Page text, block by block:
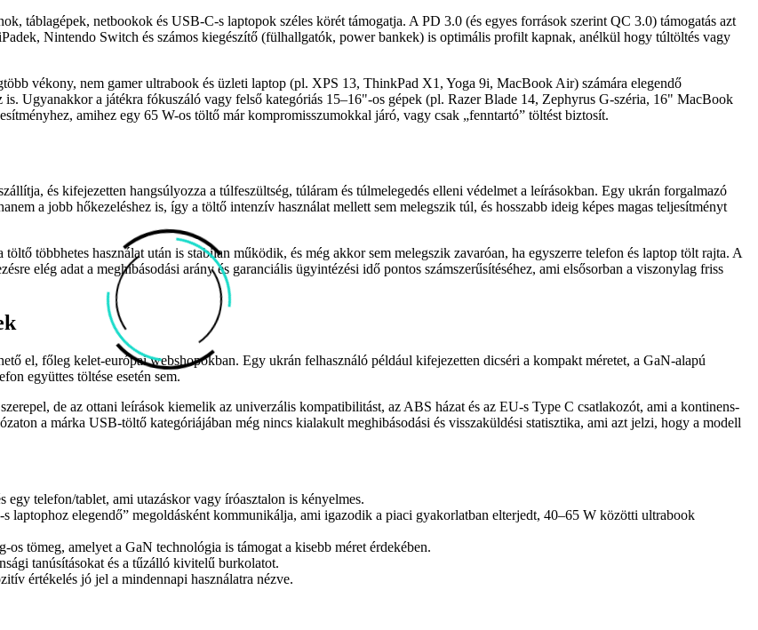
táblagépek, netbookok és USB‑C-s laptopok széles körét támogatja. A PD 3.0 (és egyes források szerint QC 3.0) támogatás azt
Nintendo Switch és számos kiegészítő (fülhallgatók, power bankek) is optimális profilt kapnak, anélkül hogy túltöltés vagy
vékony, nem gamer ultrabook és üzleti laptop (pl. XPS 13, ThinkPad X1, Yoga 9i, MacBook Air) számára elegendő
Ugyanakkor a játékra fókuszáló vagy felső kategóriás 15–16"-os gépek (pl. Razer Blade 14, Zephyrus G-széria, 16" MacBook
amihez egy 65 W-os töltő már kompromisszumokkal járó, vagy csak „fenntartó” töltést biztosít.
és kifejezetten hangsúlyozza a túlfeszültség, túláram és túlmelegedés elleni védelmet a leírásokban. Egy ukrán forgalmazó
a jobb hőkezeléshez is, így a töltő intenzív használat mellett sem melegszik túl, és hosszabb ideig képes magas teljesítményt
többhetes használat után is stabilan működik, és még akkor sem melegszik zavaróan, ha egyszerre telefon és laptop tölt rajta. A
elég adat a meghibásodási arány és garanciális ügyintézési idő pontos számszerűsítéséhez, ami elsősorban a viszonylag friss
el, főleg kelet-európai webshopokban. Egy ukrán felhasználó például kifejezetten dicséri a kompakt méretet, a GaN-alapú
együttes töltése esetén sem.
de az ottani leírások kiemelik az univerzális kompatibilitást, az ABS házat és az EU-s Type C csatlakozót, ami a kontinens-
a márka USB-töltő kategóriájában még nincs kialakult meghibásodási és visszaküldési statisztika, ami azt jelzi, hogy a modell
telefon/tablet, ami utazáskor vagy íróasztalon is kényelmes.
laptophoz elegendő” megoldásként kommunikálja, ami igazodik a piaci gyakorlatban elterjedt, 40–65 W közötti ultrabook
tömeg, amelyet a GaN technológia is támogat a kisebb méret érdekében.
tanúsításokat és a tűzálló kivitelű burkolatot.
értékelés jó jel a mindennapi használatra nézve.